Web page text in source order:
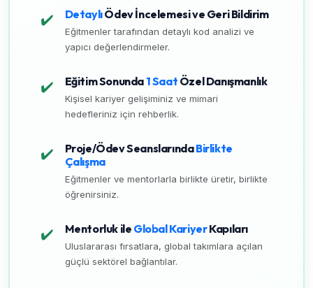
✔️ DetaylıÖdev İncelemesi ve Geri Bildirim
Eğitmenler tarafından detaylı kod analizi ve
yapıcı değerlendirmeler.
✔️ Eğitim Sonunda 1 Saat Özel Danışmanlık
Kişisel kariyer gelişiminiz ve mimari
hedefleriniz için rehberlik.
✔️ Proje/Ödev SeanslarındaBirlikte
Çalışma
Eğitmenler ve mentorlarla birlikte üretir, birlikte
öğrenirsiniz.
✔️ Mentorluk ile Global KariyerKapıları
Uluslararası fırsatlara, global takımlara açılan
güçlü sektörel bağlantılar.